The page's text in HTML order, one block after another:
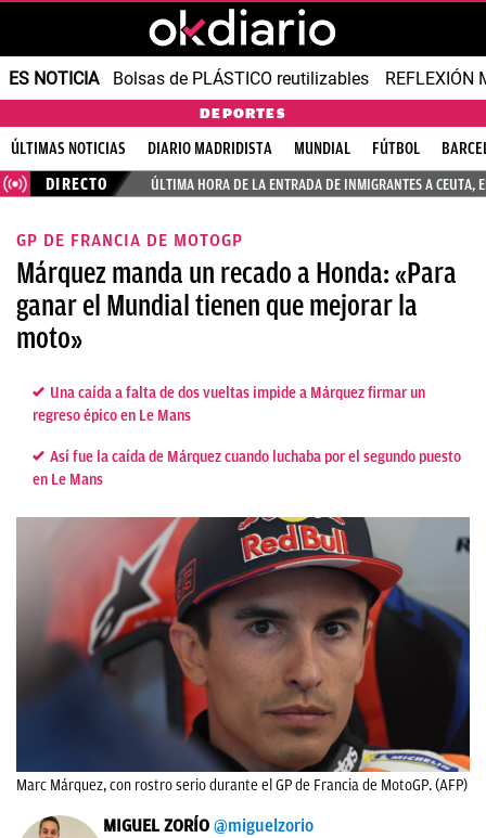
ES NOTICIA Bolsas de PLÁSTICO reutilizables REFLEXIÓN
DEPORTES
ÚLTIMAS NOTICIAS DIARIO MADRIDISTA MUNDIAL FÚTBOL
DIRECTO
ÚLTIMA HORA DE LA ENTRADA DE INMIGRANTES A CEUTA,
GP DE FRANCIA DE MOTOGP
Márquez manda un recado a Honda: «Para
ganar el Mundial tienen que mejorar la
moto»
Una caída a falta de dos vueltas impide a Márquez firmar un
regreso épico en Le Mans
Así fue la caída de Márquez cuando luchaba por el segundo puesto
en Le Mans
Marc Márquez, con rostro serio durante el GP de Francia de MotoGP. (AFP)
MIGUEL ZORÍO @miguelzorio